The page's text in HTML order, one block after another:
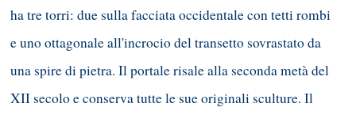
ha tre torri: due sulla facciata occidentale con tetti rombi
e uno ottagonale all'incrocio del transetto sovrastato da
una spire di pietra. Il portale risale alla seconda metà del
XII secolo e conserva tutte le sue originali sculture. Il